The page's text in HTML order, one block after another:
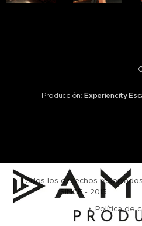
Producción:Experiencity
Todos los derechos
SINCE - 2015
Política de